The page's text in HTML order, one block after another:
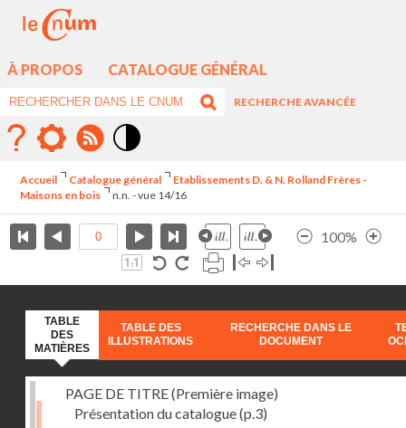
À PROPOS CATALOGUE GÉNÉRAL
RECHERCHE AVANCÉE
élévé
Accueil Catalogue général
Etablissements D. & N. Rolland Frères -
Maisons en bois
n.n. - vue 14/16
100%
TABLE
DES
MATIÈRES
TABLE DES
ILLUSTRATIONS
RECHERCHE DANS LE
DOCUMENT
PAGE DE TITRE (Première image)
Présentation du catalogue(p.3)